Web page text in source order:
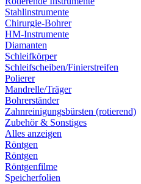
Stahlinstrumente
Chirurgie-Bohrer
HM-Instrumente
Diamanten
Schleifkörper
Schleifscheiben/Finierstreifen
Polierer
Mandrelle/Träger
Bohrerständer
Zahnreinigungsbürsten (rotierend)
Zubehör & Sonstiges
Alles anzeigen
Röntgen
Röntgen
Röntgenfilme
Speicherfolien